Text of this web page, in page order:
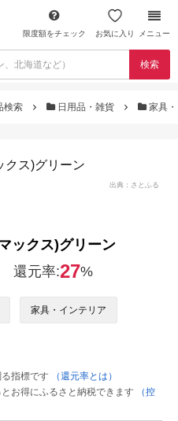
限度額をチェック お気に入り メニュー
検索
検索 日用品・雑貨 家具
出典：さとふる
ックス)グリーン
還元率:27%
家具・インテリア
指標です
（還元率とは）
お得にふるさと納税できます
（控